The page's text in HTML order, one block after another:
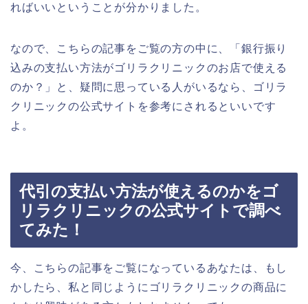
ればいいということが分かりました。
なので、こちらの記事をご覧の方の中に、「銀行振り
込みの支払い方法がゴリラクリニックのお店で使える
のか？」と、疑問に思っている人がいるなら、ゴリラ
クリニックの公式サイトを参考にされるといいです
よ。
代引の支払い方法が使えるのかをゴ
リラクリニックの公式サイトで調べ
てみた！
今、こちらの記事をご覧になっているあなたは、もし
かしたら、私と同じようにゴリラクリニックの商品に